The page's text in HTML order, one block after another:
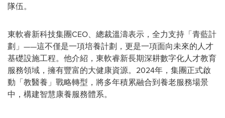
隊伍。
東軟睿新科技集團CEO、總裁溫濤表示，全力支持「青藍計
劃」——這不僅是一項培養計劃，更是一項面向未來的人才
基礎設施工程。他介紹，東軟睿新長期深耕數字化人才教育
服務領域，擁有豐富的大健康資源。2024年，集團正式啟
動「教醫養」戰略轉型，將多年積累融合到養老服務場景
中，構建智慧康養服務體系。